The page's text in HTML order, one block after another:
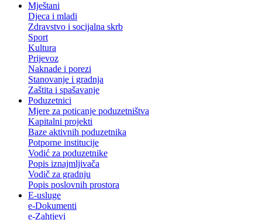
Mještani
Djeca i mladi
Zdravstvo i socijalna skrb
Sport
Kultura
Prijevoz
Naknade i porezi
Stanovanje i gradnja
Zaštita i spašavanje
Poduzetnici
Mjere za poticanje poduzetništva
Kapitalni projekti
Baze aktivnih poduzetnika
Potporne institucije
Vodić za poduzetnike
Popis iznajmljivača
Vodič za gradnju
Popis poslovnih prostora
E-usluge
e-Dokumenti
e-Zahtjevi